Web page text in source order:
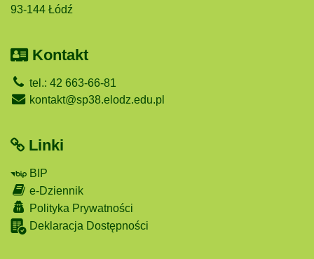
93-144 Łódź
Kontakt
tel.: 42 663-66-81
kontakt@sp38.elodz.edu.pl
Linki
BIP
e-Dziennik
Polityka Prywatności
Deklaracja Dostępności